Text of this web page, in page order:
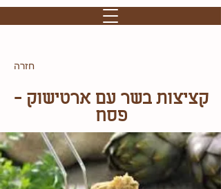
חזרה
קציצות בשר עם ארטישוק -
פסח